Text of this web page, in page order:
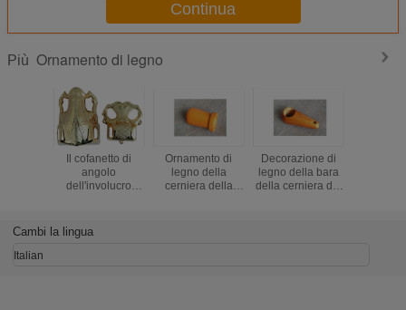
Continua
Più Ornamento di legno
Il cofanetto di
angolo
dell'involucro
bara per l'angolo
di plastica di
Ornamento di
legno della
cerniera della
Decorazione di
legno della bara
della cerniera del
Cambi la lingua
Italian